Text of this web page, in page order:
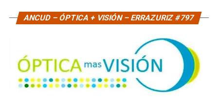
ANCUD – ÓPTICA + VISIÓN – ERRAZURIZ #797